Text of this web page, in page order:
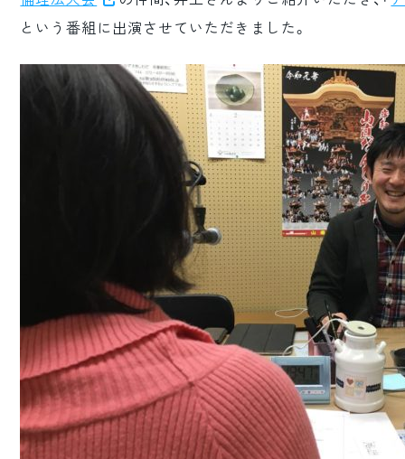
という番組に出演させていただきました。